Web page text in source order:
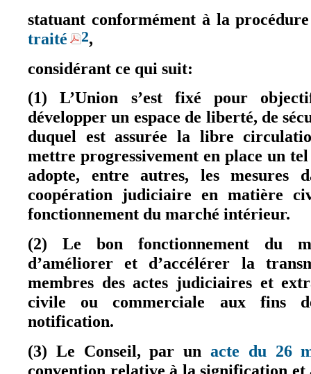
statuant conformément à la
traité (le lien est externe)
2,
considérant ce qui suit:
(1) L’Union s’est fixé pour
développer un espace de liberté, de
duquel est assurée la libre
mettre progressivement en place un
adopte, entre autres, les mesures
coopération judiciaire en matière
fonctionnement du marché intérieur.
(2) Le bon fonctionnement du
d’améliorer et d’accélérer la
membres des actes judiciaires et
civile ou commerciale aux fins
notification.
(3) Le Conseil, par un acte du 26
convention relative à la signification et